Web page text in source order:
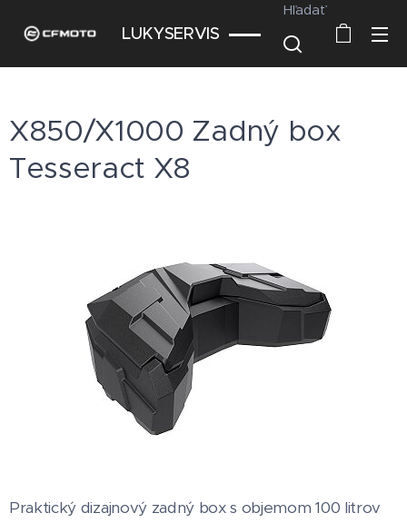
LUKYSERVIS
Hľadať
X850/X1000 Zadný box
Tesseract X8
Praktický dizajnový zadný box s objemom 100 litrov